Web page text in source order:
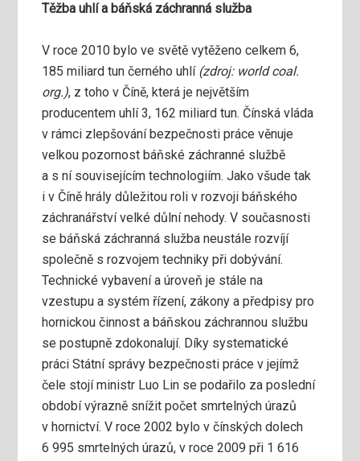
Těžba uhlí a báňská záchranná služba
V roce 2010 bylo ve světě vytěženo celkem 6,
185 miliard tun černého uhlí (zdroj: world coal.
org.), z toho v Číně, která je největším
producentem uhlí 3, 162 miliard tun. Čínská vláda
v rámci zlepšování bezpečnosti práce věnuje
velkou pozornost báňské záchranné službě
a s ní souvisejícím technologiím. Jako všude tak
i v Číně hrály důležitou roli v rozvoji báňského
záchranářství velké důlní nehody. V současnosti
se báňská záchranná služba neustále rozvíjí
společně s rozvojem techniky při dobývání.
Technické vybavení a úroveň je stále na
vzestupu a systém řízení, zákony a předpisy pro
hornickou činnost a báňskou záchrannou službu
se postupně zdokonalují. Díky systematické
práci Státní správy bezpečnosti práce v jejímž
čele stojí ministr Luo Lin se podařilo za poslední
období výrazně snížit počet smrtelných úrazů
v hornictví. V roce 2002 bylo v čínských dolech
6 995 smrtelných úrazů, v roce 2009 při 1 616